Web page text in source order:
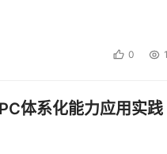
0
体系化能力应用实践